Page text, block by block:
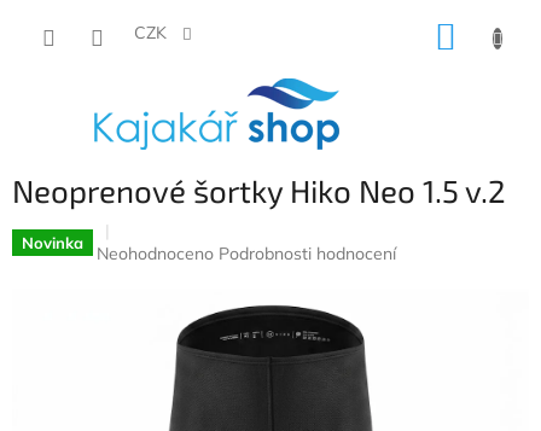
CZK
Neoprenové šortky Hiko Neo 1.5 v.2
Novinka
Průměrné
hvězdiček.
Neohodnoceno Podrobnosti hodnocení